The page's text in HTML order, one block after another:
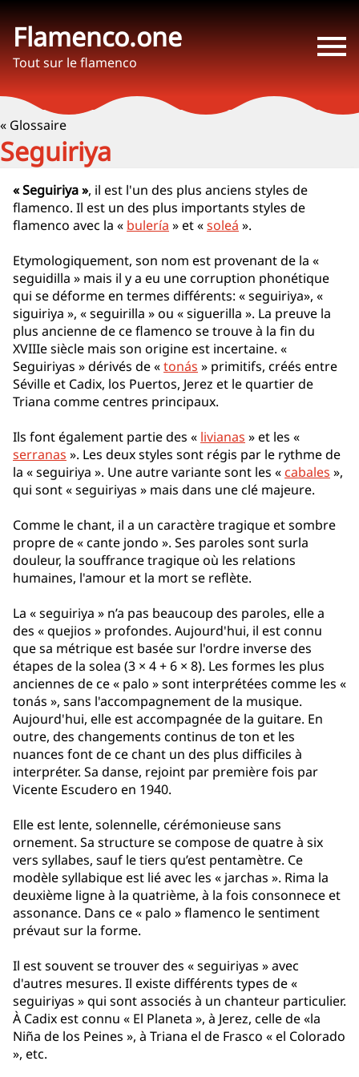
Flamenco.one
Tout sur le flamenco
« Glossaire
Seguiriya
« Seguiriya », il est l'un des plus anciens styles de
flamenco. Il est un des plus importants styles de
flamenco avec la « bulería » et «soleá ».
Etymologiquement, son nom est provenant de la «
seguidilla » mais il y a eu une corruption phonétique
qui se déforme en termes différents: « seguiriya», «
siguiriya », « seguirilla » ou « siguerilla ». La preuve la
plus ancienne de ce flamenco se trouve à la fin du
XVIIIe siècle mais son origine est incertaine. «
Seguiriyas » dérivés de «tonás » primitifs, créés entre
Séville et Cadix, los Puertos, Jerez et le quartier de
Triana comme centres principaux.
Ils font également partie des « livianas » et les «
serranas ». Les deux styles sont régis par le rythme de
la « seguiriya ». Une autre variante sont les « cabales »,
qui sont « seguiriyas » mais dans une clé majeure.
Comme le chant, il a un caractère tragique et sombre
propre de « cante jondo ». Ses paroles sont surla
douleur, la souffrance tragique où les relations
humaines, l'amour et la mort se reflète.
La « seguiriya » n’a pas beaucoup des paroles, elle a
des « quejios » profondes. Aujourd'hui, il est connu
que sa métrique est basée sur l'ordre inverse des
étapes de la solea (3 × 4 + 6 × 8). Les formes les plus
anciennes de ce « palo » sont interprétées comme les «
tonás », sans l'accompagnement de la musique.
Aujourd'hui, elle est accompagnée de la guitare. En
outre, des changements continus de ton et les
nuances font de ce chant un des plus difficiles à
interpréter. Sa danse, rejoint par première fois par
Vicente Escudero en 1940.
Elle est lente, solennelle, cérémonieuse sans
ornement. Sa structure se compose de quatre à six
vers syllabes, sauf le tiers qu’est pentamètre. Ce
modèle syllabique est lié avec les « jarchas ». Rima la
deuxième ligne à la quatrième, à la fois consonnece et
assonance. Dans ce « palo » flamenco le sentiment
prévaut sur la forme.
Il est souvent se trouver des « seguiriyas » avec
d'autres mesures. Il existe différents types de «
seguiriyas » qui sont associés à un chanteur particulier.
À Cadix est connu « El Planeta », à Jerez, celle de «la
Niña de los Peines », à Triana el de Frasco « el Colorado
», etc.